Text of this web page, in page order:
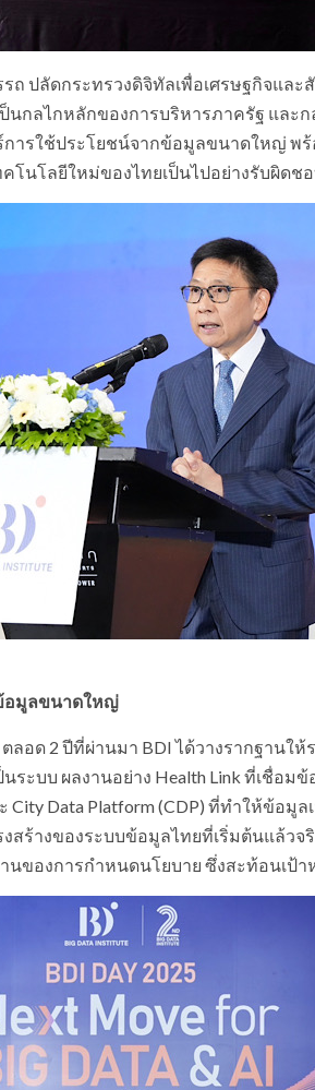
ถ ปลัดกระทรวงดิจิทัลเพื่อเศรษฐกิจและ
นกลไกหลักของการบริหารภาครัฐ และ
ารใช้ประโยชน์จากข้อมูลขนาดใหญ่ พ
คโนโลยีใหม่ของไทยเป็นไปอย่างรับผิด
อมูลขนาดใหญ่
ลอด 2 ปีที่ผ่านมา BDI ได้วางรากฐานใ
นระบบ ผลงานอย่าง Health Link ที่เชื่อ
City Data Platform (CDP) ที่ทำให้ข้อมู
สร้างของระบบข้อมูลไทยที่เริ่มต้นแล้วจ
นของการกำหนดนโยบาย ซึ่งสะท้อนเป้า